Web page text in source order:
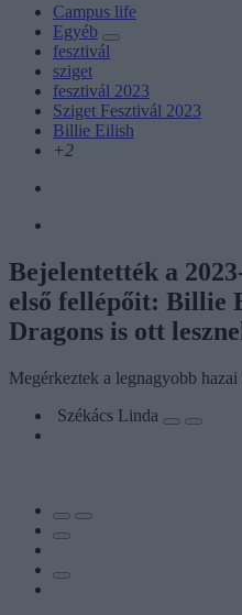
Campus life
Egyéb
fesztivál
sziget
fesztivál 2023
Sziget Fesztivál 2023
Billie Eilish
+2
Bejelentették a
első fellépőit: Billie
Dragons is ott
Megérkeztek a legnagyobb
Székács Linda